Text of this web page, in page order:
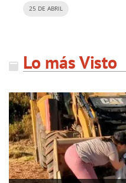
25 DE ABRIL
Lo más Visto